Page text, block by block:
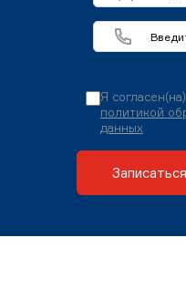
Я
политикой
данных